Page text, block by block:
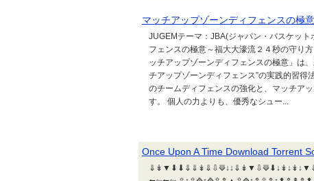
マッチアップゾーンディフェンスの極
JUGEMテーマ：JBA(ジャパン・バスケッ
フェンスの極意～福大大濠流２４秒の守り
ッチアップゾーンディフェンスの極意」は
チアップゾーンディフェンス”の実践的習得
のチームディフェンスの強化と、マッチア
す。 個人の力よりも、優秀なシュー...
Once Upon A Time Download Torrent
⇓↡▼⬇⬇⇓⇓↡⇓⇩⟱↓↓⇓↡▼⇩⟱⬇↓↡↓↡↓▼⇓⟱↡